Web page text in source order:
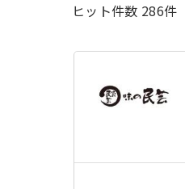
ヒット件数 286件